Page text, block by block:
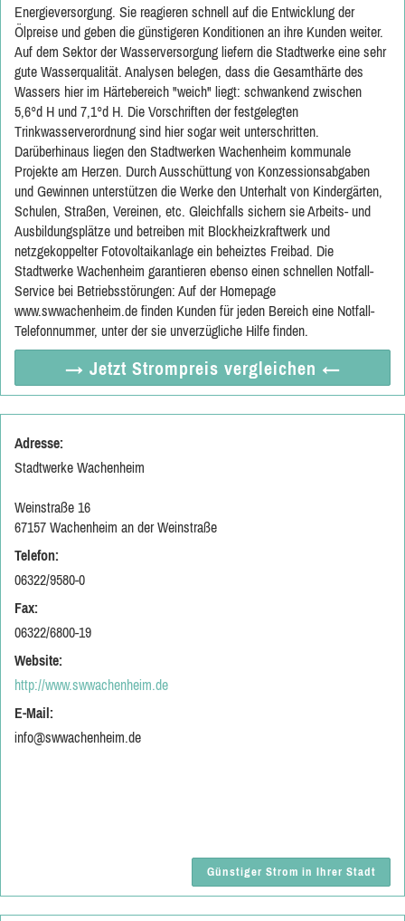
Energieversorgung. Sie reagieren schnell auf die Entwicklung der
Ölpreise und geben die günstigeren Konditionen an ihre Kunden weiter.
Auf dem Sektor der Wasserversorgung liefern die Stadtwerke eine sehr
gute Wasserqualität. Analysen belegen, dass die Gesamthärte des
Wassers hier im Härtebereich "weich" liegt: schwankend zwischen
5,6°d H und 7,1°d H. Die Vorschriften der festgelegten
Trinkwasserverordnung sind hier sogar weit unterschritten.
Darüberhinaus liegen den Stadtwerken Wachenheim kommunale
Projekte am Herzen. Durch Ausschüttung von Konzessionsabgaben
und Gewinnen unterstützen die Werke den Unterhalt von Kindergärten,
Schulen, Straßen, Vereinen, etc. Gleichfalls sichern sie Arbeits- und
Ausbildungsplätze und betreiben mit Blockheizkraftwerk und
netzgekoppelter Fotovoltaikanlage ein beheiztes Freibad. Die
Stadtwerke Wachenheim garantieren ebenso einen schnellen Notfall-
Service bei Betriebsstörungen: Auf der Homepage
www.swwachenheim.de finden Kunden für jeden Bereich eine Notfall-
Telefonnummer, unter der sie unverzügliche Hilfe finden.
→ Jetzt Strompreis vergleichen ←
Adresse:
Stadtwerke Wachenheim
Weinstraße 16
67157 Wachenheim an der Weinstraße
Telefon:
06322/9580-0
Fax:
06322/6800-19
Website:
http://www.swwachenheim.de
E-Mail:
info@swwachenheim.de
Günstiger Strom in Ihrer Stadt